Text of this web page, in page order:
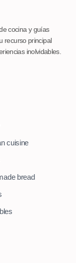
cocina y guías
recurso principal
inolvidables.
cuisine
bread